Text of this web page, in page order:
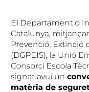
El Departament
Catalunya,
Prevenció, Extinció
(DGPEIS), la Unió
Consorci Escola
signat avui un
matèria de